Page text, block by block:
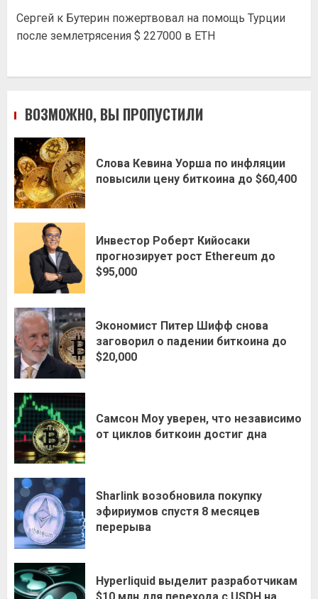
Сергей к Бутерин пожертвовал на помощь Турции
после землетрясения $ 227000 в ETH
ВОЗМОЖНО, ВЫ ПРОПУСТИЛИ
Слова Кевина Уорша по инфляции
повысили цену биткоина до $60,400
Инвестор Роберт Кийосаки
прогнозирует рост Ethereum до
$95,000
Экономист Питер Шифф снова
заговорил о падении биткоина до
$20,000
Самсон Моу уверен, что независимо
от циклов биткоин достиг дна
Sharlink возобновила покупку
эфириумов спустя 8 месяцев
перерыва
Hyperliquid выделит разработчикам